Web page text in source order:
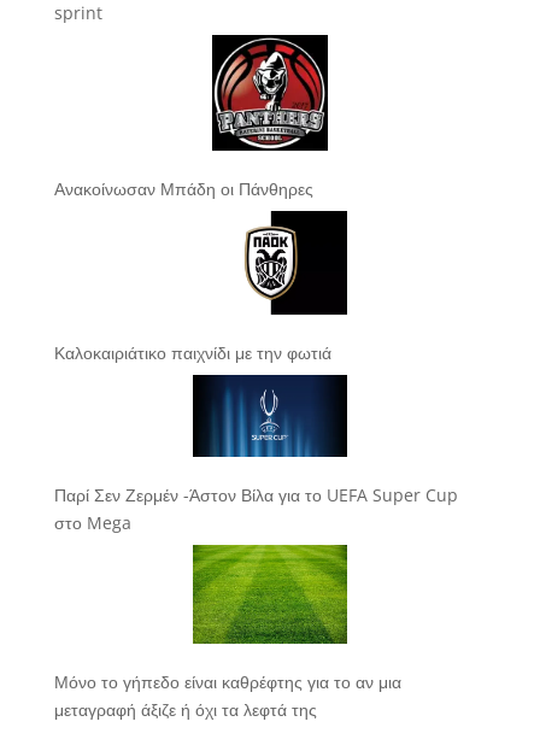
sprint
Ανακοίνωσαν Μπάδη οι Πάνθηρες
Καλοκαιριάτικο παιχνίδι με την φωτιά
Παρί Σεν Ζερμέν -Άστον Βίλα για το UEFA Super Cup
στο Mega
Μόνο το γήπεδο είναι καθρέφτης για το αν μια
μεταγραφή άξιζε ή όχι τα λεφτά της